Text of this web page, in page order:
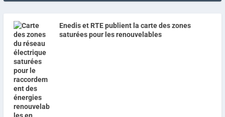
Enedis et RTE publient la carte des zones
saturées pour les renouvelables